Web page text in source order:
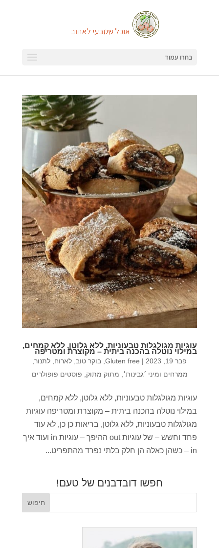
בחרו עמוד
עוגיות מגולגלות טבעוניות, ללא גלוטן, ללא קמחים,
במילוי נוטלה בהכנה ביתית – מקוצרת ומטריפה
פבר 19, 2023 |
Gluten free בוקר טוב לארוח לתנור
ממרחים ומיני ׳גבינות׳
מתוק מתוק פוסטים פופולרים
עוגיות מגולגלות טבעוניות, ללא גלוטן, ללא קמחים,
במילוי נוטלה בהכנה ביתית – מקוצרת ומטריפה עוגיות
מגולגלות טבעוניות, ללא גלוטן, בריאות כן כן, לא עוד
פחד וחשש – של עוגיות out ההיפך – עוגיות in ועוד איך
in – כשהן כאלה הן חלק בלתי נפרד מהתפריט...
חפשו דובדבנים של טעם!